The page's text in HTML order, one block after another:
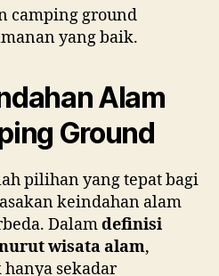
camping ground
yang baik.
a
t
o
g
e
l
s
Alam
Ground
pilihan yang tepat bagi
keindahan alam
Dalamdefinisi
wisata alam,
sekadar